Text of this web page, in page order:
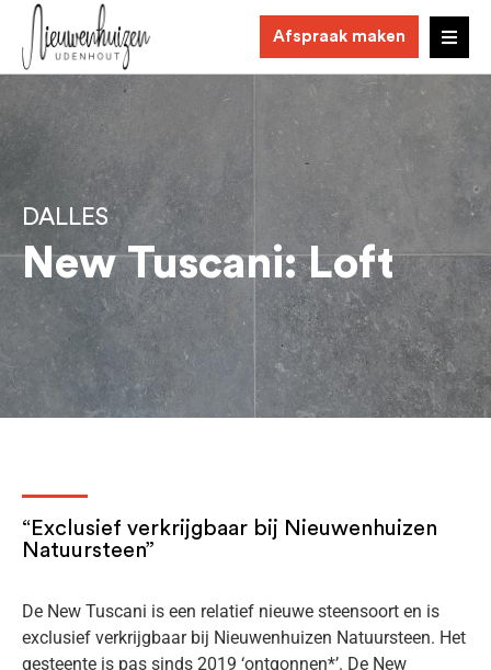
Afspraak maken
DALLES
New Tuscani: Loft
“Exclusief verkrijgbaar bij Nieuwenhuizen
Natuursteen”
De New Tuscani is een relatief nieuwe steensoort en is
exclusief verkrijgbaar bij Nieuwenhuizen Natuursteen. Het
gesteente is pas sinds 2019 ‘ontgonnen*’. De New